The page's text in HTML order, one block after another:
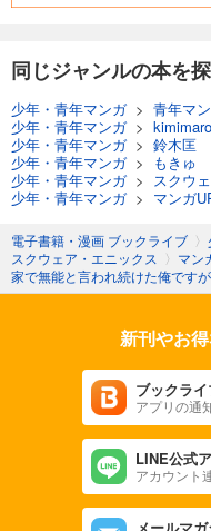
同じジャンルの本を
少年・青年マンガ> 青年マ
少年・青年マンガ> kimimaro
少年・青年マンガ> 鈴木匡
少年・青年マンガ>
もきゅ
少年・青年マンガ>
スクウ
少年・青年マンガ> マンガ
電子書籍・漫画 ブックライブ 〉
スクウェア・エニックス 〉 マン
家で無能と言われ続けた俺です
新刊やお
ブックライ
アプリの通
LINE公式
アカウント
メールマ